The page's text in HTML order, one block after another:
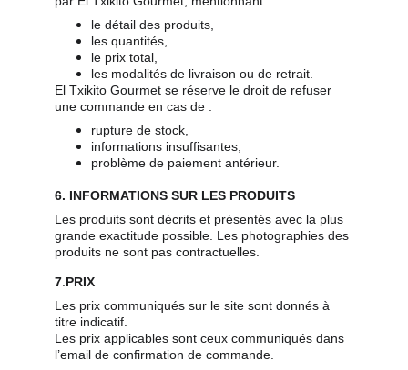
le détail des produits,
les quantités,
le prix total,
les modalités de livraison ou de retrait.
El Txikito Gourmet se réserve le droit de refuser
une commande en cas de :
rupture de stock,
informations insuffisantes,
problème de paiement antérieur.
6. INFORMATIONS SUR LES PRODUITS
Les produits sont décrits et présentés avec la plus
grande exactitude possible. Les photographies des
produits ne sont pas contractuelles.
7 PRIX
Les prix communiqués sur le site sont donnés à
titre indicatif.
Les prix applicables sont ceux communiqués dans
l’email de confirmation de commande.